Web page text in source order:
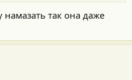
так она даже